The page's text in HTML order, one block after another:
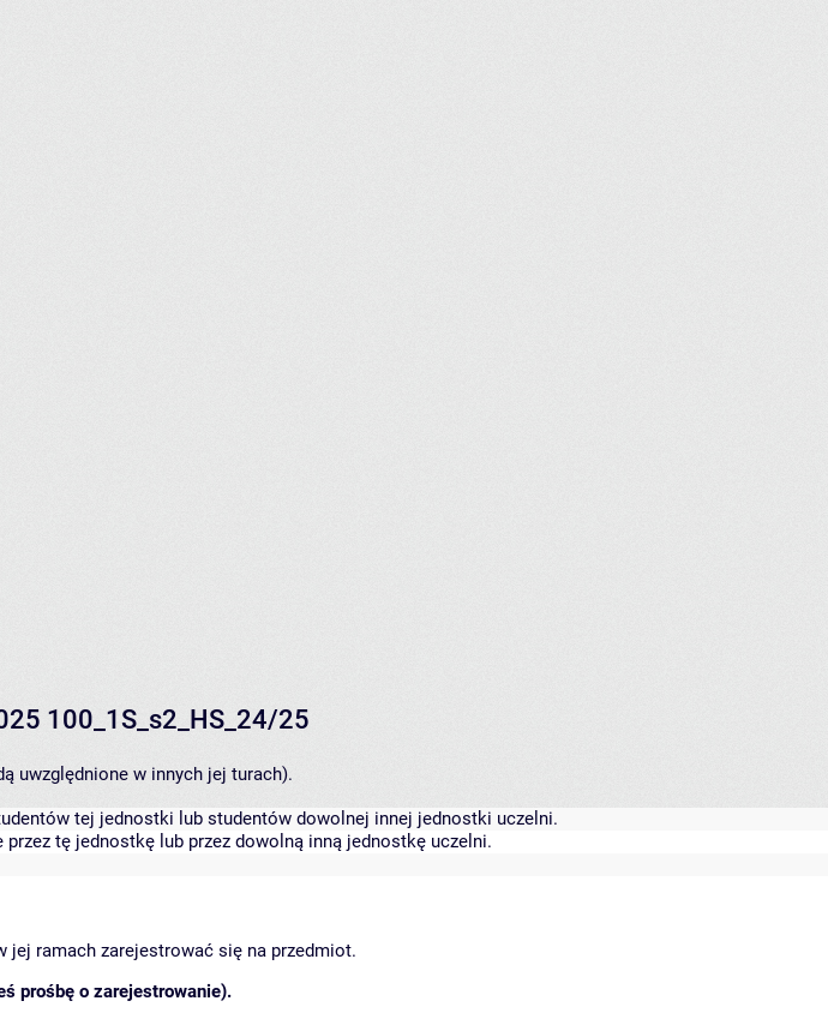
100_1S_s2_HS_24/25
uwzględnione w innych jej turach).
tej jednostki lub studentów dowolnej innej jednostki uczelni.
tę jednostkę lub przez dowolną inną jednostkę uczelni.
ramach zarejestrować się na przedmiot.
prośbę o zarejestrowanie).